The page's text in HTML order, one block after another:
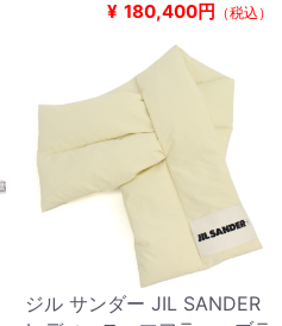
¥ 180,400円 （税込）
ジル サンダー JIL SANDER